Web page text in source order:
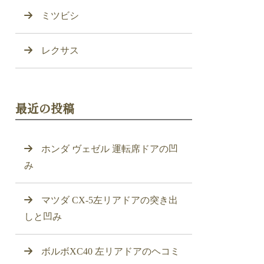
ミツビシ
レクサス
最近の投稿
ホンダ ヴェゼル 運転席ドアの凹
み
マツダ CX-5左リアドアの突き出
しと凹み
ボルボXC40 左リアドアのヘコミ